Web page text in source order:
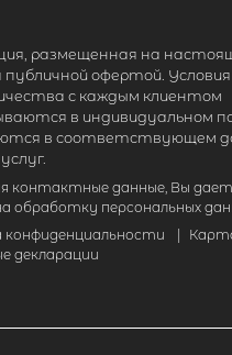
размещенная на
публичной офертой. Условия
с каждым клиентом
в индивидуальном
в соответствующем
контактные данные, Вы
обработку персональных
декларации